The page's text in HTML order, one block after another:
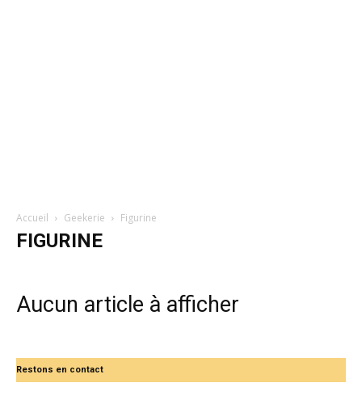
Accueil Geekerie Figurine
FIGURINE
Aucun article à afficher
Restons en contact